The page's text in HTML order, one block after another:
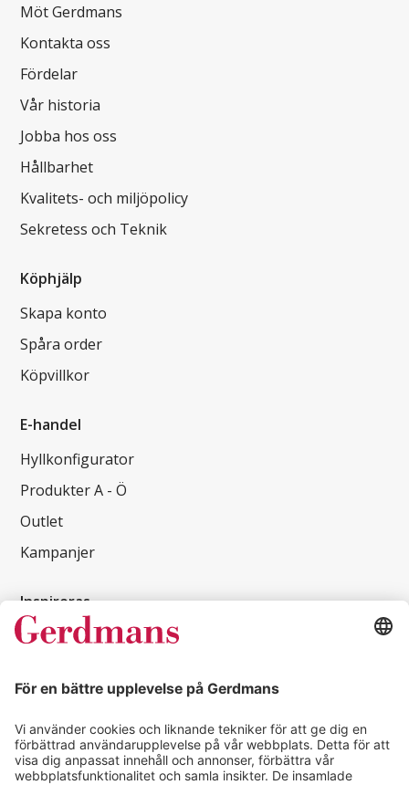
Möt Gerdmans
Kontakta oss
Fördelar
Vår historia
Jobba hos oss
Hållbarhet
Kvalitets- och miljöpolicy
Sekretess och Teknik
Köphjälp
Skapa konto
Spåra order
Köpvillkor
E-handel
Hyllkonfigurator
Produkter A - Ö
Outlet
Kampanjer
Inspireras
Kundcase
Läsvärt
Kontakt